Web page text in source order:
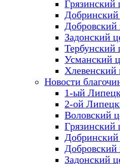
Грязинский
Добровский
Задонский
Тербунский
Усманский
Хлевенский
Новости
1-ый
2-ой
Воловский
Грязинский
Добровский
Задонский